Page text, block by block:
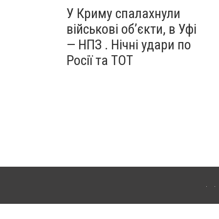
У Криму спалахнули
військові об’єкти, в Уфі
— НПЗ . Нічні удари по
Росії та ТОТ